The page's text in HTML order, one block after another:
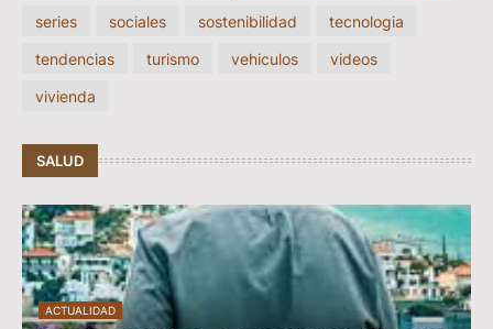
series
sociales sostenibilidad
tecnologia
tendencias
turismo vehiculos
videos
vivienda
SALUD
ACTUALIDAD